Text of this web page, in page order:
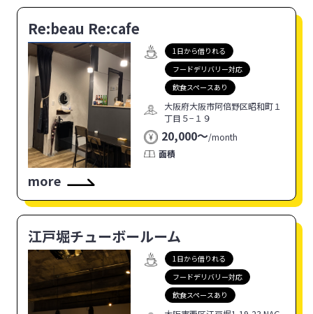
Re:beau Re:cafe
1日から借りれる
フードデリバリー対応
飲食スペースあり
大阪府大阪市阿倍野区昭和町１
丁目５−１９
20,000〜/month
面積
more
江戸堀チューボールーム
1日から借りれる
フードデリバリー対応
飲食スペースあり